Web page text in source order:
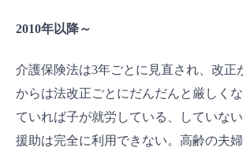
2010年以降～
介護保険法は3年ごとに見直され、改正
からは法改正ごとにだんだんと厳しく
ていれば子が就労している、していな
援助は完全に利用できない。高齢の夫